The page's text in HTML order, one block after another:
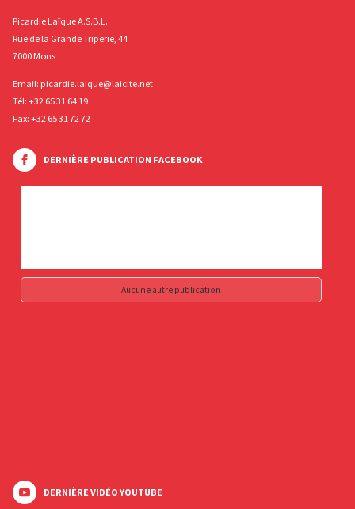
Picardie Laïque A.S.B.L.
Rue de la Grande Triperie, 44
7000 Mons
Email: picardie.laique@laicite.net
Tél: +32 65 31 64 19
Fax: +32 65 31 72 72
DERNIÈRE PUBLICATION FACEBOOK
Aucune autre publication
DERNIÈRE VIDÉO YOUTUBE